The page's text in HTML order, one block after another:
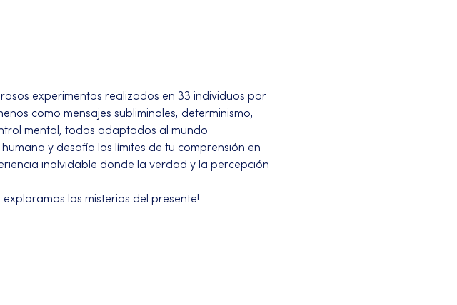
experimentos realizados en 33 individuos por
como mensajes subliminales, determinismo,
mental, todos adaptados al mundo
y desafía los límites de tu comprensión en
inolvidable donde la verdad y la percepción
los misterios del presente!